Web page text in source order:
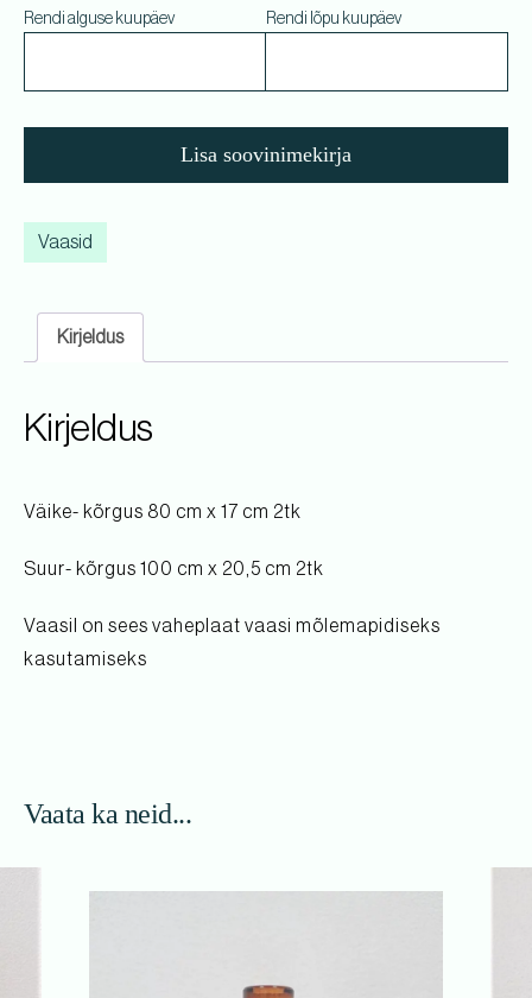
Rendi alguse kuupäev Rendi lõpu kuupäev
Lisa soovinimekirja
Vaasid
Kirjeldus
Kirjeldus
Väike- kõrgus 80 cm x 17 cm 2tk
Suur- kõrgus 100 cm x 20,5 cm 2tk
Vaasil on sees vaheplaat vaasi mõlemapidiseks
kasutamiseks
Vaata ka neid...